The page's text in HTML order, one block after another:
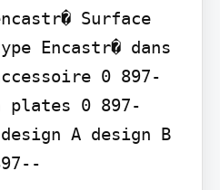
Surface
Encastr� dans
0 897-
0 897-
A design B